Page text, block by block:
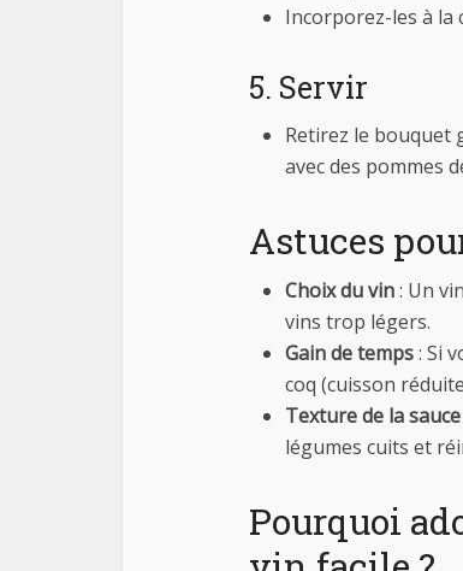
Incorporez-les à la
5. Servir
Retirez le bouquet
avec des pommes
Astuces
Choix du vin: Un
vins trop légers.
Gain de temps: Si
coq (cuisson
Texture de la sauce
légumes cuits et
Pourquoi